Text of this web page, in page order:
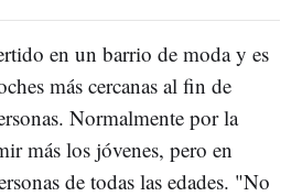
en un barrio de moda y es
más cercanas al fin de
Normalmente por la
más los jóvenes, pero en
de todas las edades. "No